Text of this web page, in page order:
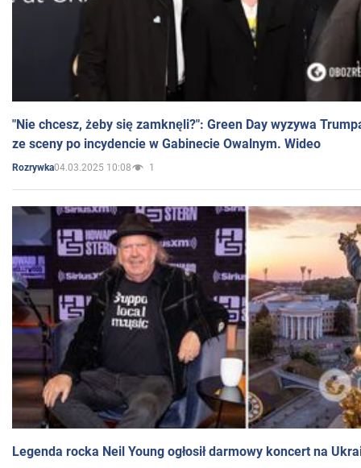
"Nie chcesz, żeby się zamknęli?": Green Day wyzywa
ze sceny po incydencie w Gabinecie Owalnym. Wideo
Rozrywka04.03.2025 10:08 1
Legenda rocka Neil Young ogłosił darmowy koncert na